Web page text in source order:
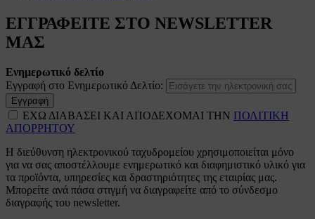
ΕΓΓΡΑΦΕΙΤΕ ΣΤΟ NEWSLETTER
ΜΑΣ
Ενημερωτικό δελτίο
Εγγραφή στο Ενημερωτικό Δελτίο:
Εγγραφή
ΕΧΩ ΔΙΑΒΑΣΕΙ ΚΑΙ ΑΠΟΔΕΧΟΜΑΙ ΤΗΝ ΠΟΛΙΤΙΚΗ
ΑΠΟΡΡΗΤΟΥ
Η διεύθυνση ηλεκτρονικού ταχυδρομείου χρησιμοποιείται μόνο
για να σας αποστέλλουμε ενημερωτικό και διαφημιστικό υλικό για
τα προϊόντα, υπηρεσίες και δραστηριότητες της εταιρίας μας.
Μπορείτε ανά πάσα στιγμή να διαγραφείτε από το σύνδεσμο
διαγραφής του newsletter.